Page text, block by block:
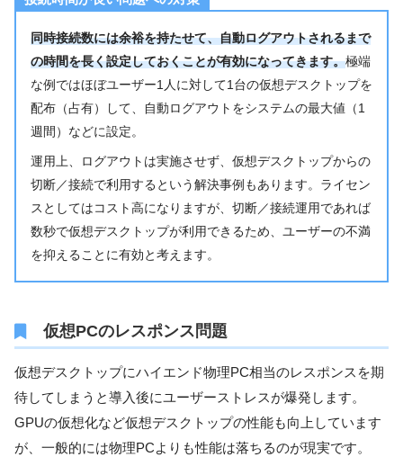
同時接続数には余裕を持たせて、自動ログアウトされるまで
の時間を長く設定しておくことが有効になってきます。極端
な例ではほぼユーザー1人に対して1台の仮想デスクトップを
配布（占有）して、自動ログアウトをシステムの最大値（1
週間）などに設定。
運用上、ログアウトは実施させず、仮想デスクトップからの
切断／接続で利用するという解決事例もあります。ライセン
スとしてはコスト高になりますが、切断／接続運用であれば
数秒で仮想デスクトップが利用できるため、ユーザーの不満
を抑えることに有効と考えます。
仮想PCのレスポンス問題
仮想デスクトップにハイエンド物理PC相当のレスポンスを期
待してしまうと導入後にユーザーストレスが爆発します。
GPUの仮想化など仮想デスクトップの性能も向上しています
が、一般的には物理PCよりも性能は落ちるのが現実です。